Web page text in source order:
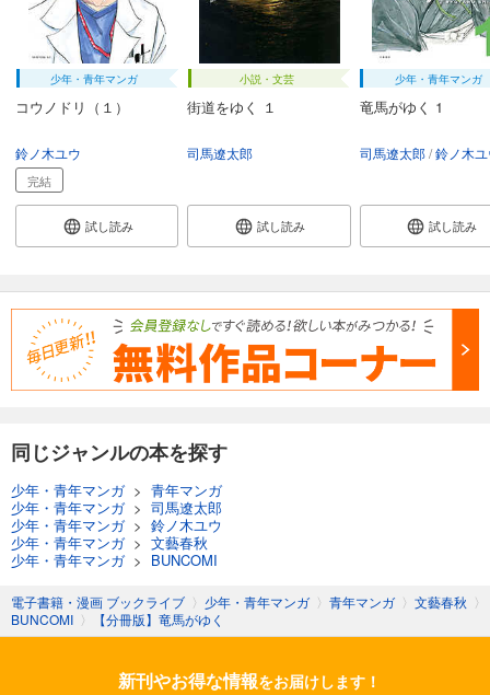
あらすじを表示する
【分冊版】竜馬がゆく(42)
74円 (税込)
試し読み
【分冊版】竜馬がゆく(43)
74
カート
あらすじを表示する
【分冊版】竜馬がゆく(44)
74円 (税込)
【分冊版】竜馬がゆく(45)
74 円 (税込)
あらすじを表示する
【分冊版】竜馬がゆく(46)
少年・青年マンガ
コウノドリ（１）
鈴ノ木ユウ
完結
試し読み
小説・文芸
街道をゆく １
司馬遼太郎
試し読み
少年・青年マンガ
竜馬がゆく 1
司馬遼太郎 鈴ノ木
試し読み
同じジャンルの本を探す
少年・青年マンガ> 青年マンガ
少年・青年マンガ> 司馬遼太郎
少年・青年マンガ> 鈴ノ木ユウ
少年・青年マンガ> 文藝春秋
少年・青年マンガ> BUNCOMI
電子書籍・漫画 ブックライブ 〉 少年・青年マンガ 〉 青年マンガ 〉 文藝春秋 〉
BUNCOMI 〉 【分冊版】竜馬がゆく
新刊やお得な情報をお届けします！